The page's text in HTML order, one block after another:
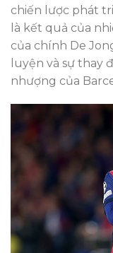
chiến lược phát
là kết quả của
của chính De
luyện và sự thay
nhượng của